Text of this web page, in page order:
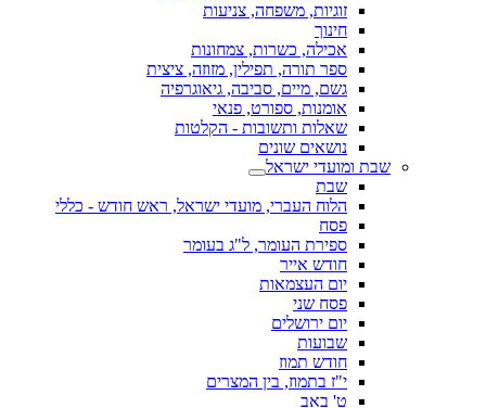
זוגיות, משפחה, צניעות
חינוך
אכילה, כשרות, צמחונות
ספר תורה, תפילין, מזוזה, ציצית
גשם, מיים, סביבה, גיאוגרפיה
אומנות, ספורט, פנאי
שאלות ותשובות - הקלטות
נושאים שונים
שבת ומועדי ישראל
שבת
הלוח העברי, מועדי ישראל, ראש חודש - כללי
פסח
ספירת העומר, ל"ג בעומר
חודש אייר
יום העצמאות
פסח שני
יום ירושלים
שבועות
חודש תמוז
י"ז בתמוז, בין המצרים
ט' באב